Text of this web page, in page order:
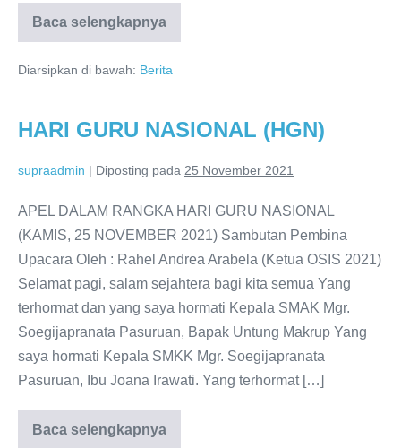
Baca selengkapnya
PESTA
DEMOKRASI
Diarsipkan di bawah: Berita
HARI GURU NASIONAL (HGN)
supraadmin | Diposting pada 25 November 2021
APEL DALAM RANGKA HARI GURU NASIONAL
(KAMIS, 25 NOVEMBER 2021) Sambutan Pembina
Upacara Oleh : Rahel Andrea Arabela (Ketua OSIS 2021)
Selamat pagi, salam sejahtera bagi kita semua Yang
terhormat dan yang saya hormati Kepala SMAK Mgr.
Soegijapranata Pasuruan, Bapak Untung Makrup Yang
saya hormati Kepala SMKK Mgr. Soegijapranata
Pasuruan, Ibu Joana Irawati. Yang terhormat […]
Baca selengkapnya
HARI